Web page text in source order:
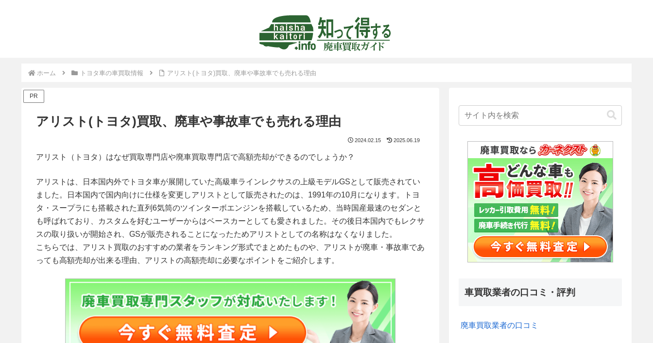
ホーム トヨタ車の車買取情報 アリスト(トヨタ)買取、廃車や事故車でも売れる理由
PR
アリスト(トヨタ)買取、廃車や事故車でも売れる理由
2024.02.15 2025.06.19
アリスト（トヨタ）はなぜ買取専門店や廃車買取専門店で高額売却ができるのでしょうか？
アリストは、日本国内外でトヨタ車が展開していた高級車ラインレクサスの上級モデルGSとして販売されてい
ました。日本国内で国内向けに仕様を変更しアリストとして販売されたのは、1991年の10月になります。トヨ
タ・スープラにも搭載された直列6気筒のツインターボエンジンを搭載しているため、当時国産最速のセダンと
も呼ばれており、カスタムを好むユーザーからはベースカーとしても愛されました。その後日本国内でもレクサ
スの取り扱いが開始され、GSが販売されることになったためアリストとしての名称はなくなりました。
こちらでは、アリスト買取のおすすめの業者をランキング形式でまとめたものや、アリストが廃車・事故車であ
っても高額売却が出来る理由、アリストの高額売却に必要なポイントをご紹介します。
車買取業者の口コミ・評判
廃車買取業者の口コミ